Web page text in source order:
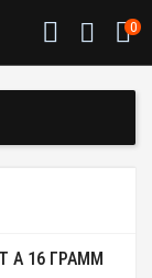
0
A 16 ГРАММ